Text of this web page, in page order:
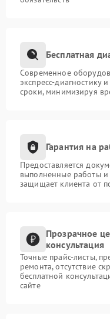
Бесплатная
Современное
экспресс-диагностику
сроки, минимизируя
Гарантия на
Предоставляется
выполненные работы и
защищает клиента от
Прозрачное
консультация
Точные прайс-листы,
ремонта, отсутствие
бесплатной
сайте